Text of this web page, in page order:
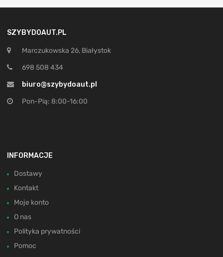
SZYBYDOAUT.PL
Marczukowska 26, Białystok
698 508 434
biuro@szybydoaut.pl
Pon-Pią: 8:00-16:00
INFORMACJE
Dostawy
Kontakt
Moje konto
O nas
Polityka prywatności
Pomoc